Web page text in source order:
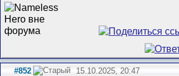
#852 15.10.2025, 20:47